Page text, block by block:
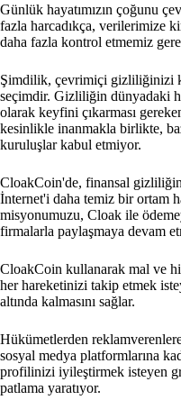
Günlük hayatımızın çoğunu
fazla harcadıkça, verilerimize
daha fazla kontrol etmemiz
Şimdilik, çevrimiçi gizliliğinizi
seçimdir. Gizliliğin dünyadaki
olarak keyfini çıkarması
kesinlikle inanmakla birlikte,
kuruluşlar kabul etmiyor.
CloakCoin'de, finansal
İnternet'i daha temiz bir ortam
misyonumuzu, Cloak ile
firmalarla paylaşmaya devam
CloakCoin kullanarak mal ve
her hareketinizi takip etmek
altında kalmasını sağlar.
Hükümetlerden
sosyal medya platformlarına
profilinizi iyileştirmek isteyen
patlama yaratıyor.